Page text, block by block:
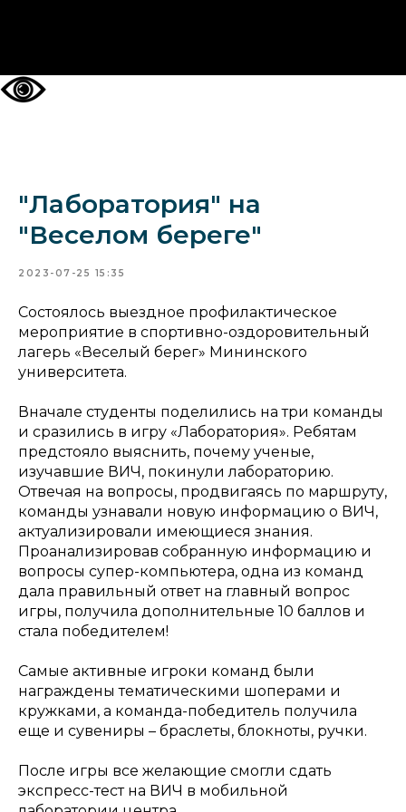
"Лаборатория" на
"Веселом береге"
2023-07-25 15:35
Состоялось выездное профилактическое
мероприятие в спортивно-оздоровительный
лагерь «Веселый берег» Мининского
университета.
Вначале студенты поделились на три команды
и сразились в игру «Лаборатория». Ребятам
предстояло выяснить, почему ученые,
изучавшие ВИЧ, покинули лабораторию.
Отвечая на вопросы, продвигаясь по маршруту,
команды узнавали новую информацию о ВИЧ,
актуализировали имеющиеся знания.
Проанализировав собранную информацию и
вопросы супер-компьютера, одна из команд
дала правильный ответ на главный вопрос
игры, получила дополнительные 10 баллов и
стала победителем!
Самые активные игроки команд были
награждены тематическими шоперами и
кружками, а команда-победитель получила
еще и сувениры – браслеты, блокноты, ручки.
После игры все желающие смогли сдать
экспресс-тест на ВИЧ в мобильной